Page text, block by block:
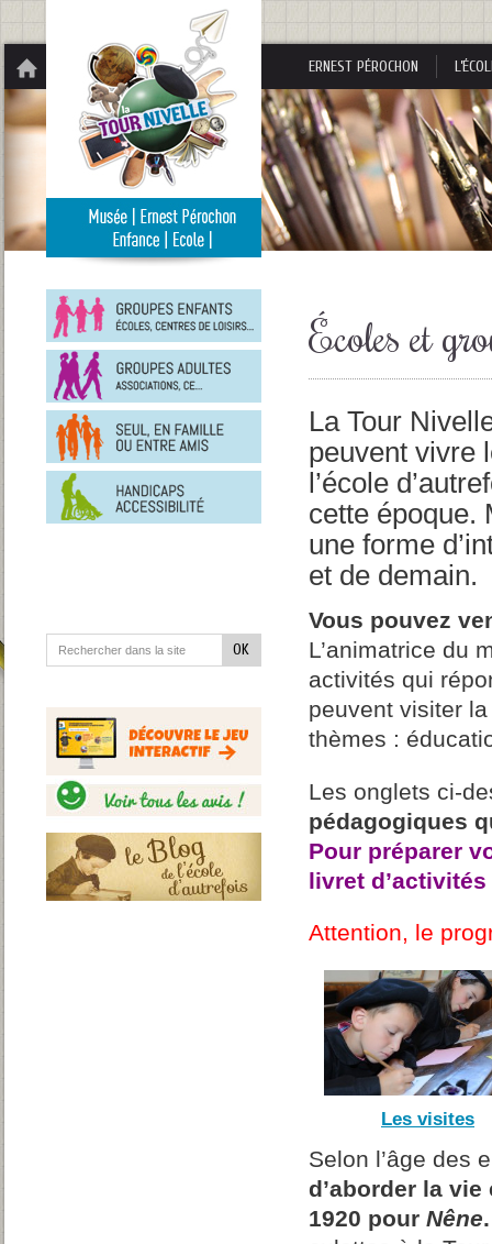
ERNEST PÉROCHON
Groupes
entre
Personnes
situation
de
handicap
Écoles et
La Tour
peuvent vivre
l’école
cette époque.
une forme
et de demain.
Vous pouvez
L’animatrice du
activités qui
peuvent visiter
thèmes :
Les onglets ci-
pédagogiques
Pour préparer
livret
Attention, le
Les visites
Selon l’âge des
d’aborder la
1920 pour Nêne.